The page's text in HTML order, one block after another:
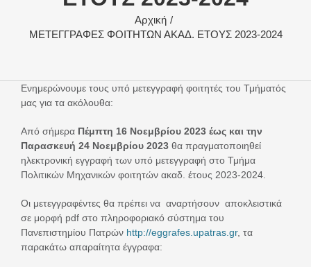
Αρχική
ΜΕΤΕΓΓΡΑΦΕΣ ΦΟΙΤΗΤΩΝ ΑΚΑΔ. ΕΤΟΥΣ 2023-2024
Ενημερώνουμε τους υπό μετεγγραφή φοιτητές του Τμήματός
μας για τα ακόλουθα:
Από σήμερα Πέμπτη 16 Νοεμβρίου 2023 έως και την
Παρασκευή 24 Νοεμβρίου 2023 θα πραγματοποιηθεί
ηλεκτρονική εγγραφή των υπό μετεγγραφή στο Τμήμα
Πολιτικών Μηχανικών φοιτητών ακαδ. έτους 2023-2024.
Οι μετεγγραφέντες θα πρέπει να αναρτήσουν αποκλειστικά
σε μορφή pdf στο πληροφοριακό σύστημα του
Πανεπιστημίου Πατρών http://eggrafes.upatras.gr, τα
παρακάτω απαραίτητα έγγραφα: